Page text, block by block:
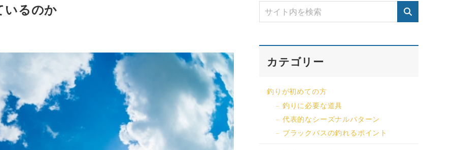
いるのか
カテゴリー
釣りが初めての方
釣りに必要な道具
代表的なシーズナルパターン
ブラックバスの釣れるポイント